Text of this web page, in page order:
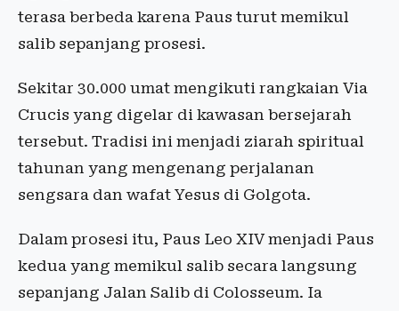
terasa berbeda karena Paus turut memikul
salib sepanjang prosesi.
Sekitar 30.000 umat mengikuti rangkaian Via
Crucis yang digelar di kawasan bersejarah
tersebut. Tradisi ini menjadi ziarah spiritual
tahunan yang mengenang perjalanan
sengsara dan wafat Yesus di Golgota.
Dalam prosesi itu, Paus Leo XIV menjadi Paus
kedua yang memikul salib secara langsung
sepanjang Jalan Salib di Colosseum. Ia